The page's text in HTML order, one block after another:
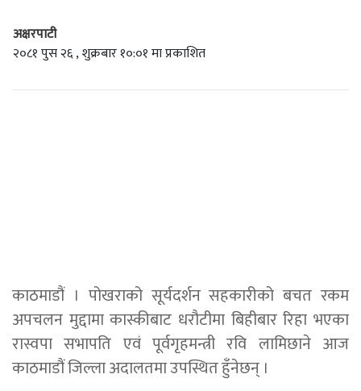
अक्षरपाटी
२०८१ पुस २६ , शुक्रबार १०:०१ मा प्रकाशित
काठमाडौं । पोखराको सूर्यदर्शन सहकारीको बचत रकम
अपचलन मुद्दामा कास्कीबाट धरौटीमा बिहीबार रिहा भएका
रास्वपा सभापति एवं पूर्वगृहमन्त्री रवि लामिछाने आज
काठमाडौं जिल्ला अदालतमा उपस्थित हुँनेछन् ।